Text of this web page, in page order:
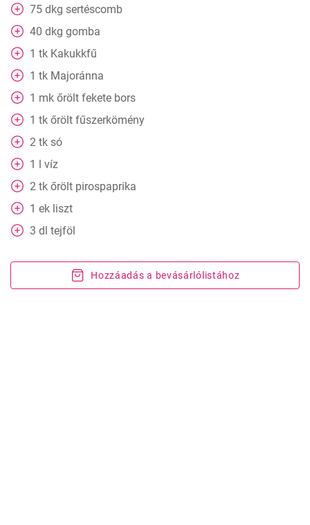
75 dkg sertéscomb
40 dkg gomba
1 tk Kakukkfű
1 tk Majoránna
1 mk őrölt fekete bors
1 tk őrölt fűszerkömény
2 tk só
1 l víz
2 tk őrölt pirospaprika
1 ek liszt
3 dl tejföl
Hozzáadás a bevásárlólistához